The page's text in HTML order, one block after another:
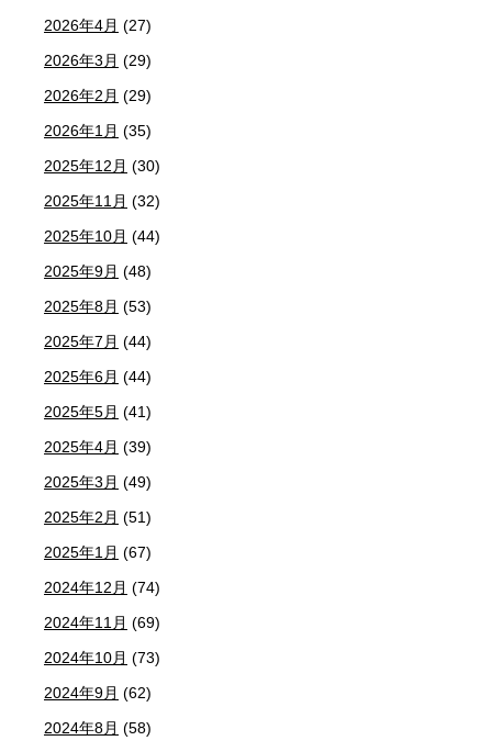
2026年4月 (27)
2026年3月 (29)
2026年2月 (29)
2026年1月 (35)
2025年12月 (30)
2025年11月 (32)
2025年10月 (44)
2025年9月 (48)
2025年8月 (53)
2025年7月 (44)
2025年6月 (44)
2025年5月 (41)
2025年4月 (39)
2025年3月 (49)
2025年2月 (51)
2025年1月 (67)
2024年12月 (74)
2024年11月 (69)
2024年10月 (73)
2024年9月 (62)
2024年8月 (58)